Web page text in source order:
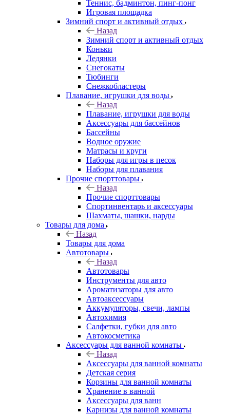
Теннис, бадминтон, пинг-понг
Игровая площадка
Зимний спорт и активный отдых
Назад
Зимний спорт и активный отдых
Коньки
Ледянки
Снегокаты
Тюбинги
Снежкобластеры
Плавание, игрушки для воды
Назад
Плавание, игрушки для воды
Аксессуары для бассейнов
Бассейны
Водное оружие
Матрасы и круги
Наборы для игры в песок
Наборы для плавания
Прочие спорттовары
Назад
Прочие спорттовары
Спортинвентарь и аксессуары
Шахматы, шашки, нарды
Товары для дома
Назад
Товары для дома
Автотовары
Назад
Автотовары
Инструменты для авто
Ароматизаторы для авто
Автоаксессуары
Аккумуляторы, свечи, лампы
Автохимия
Салфетки, губки для авто
Автокосметика
Аксессуары для ванной комнаты
Назад
Аксессуары для ванной комнаты
Детская серия
Корзины для ванной комнаты
Хранение в ванной
Аксессуары для ванн
Карнизы для ванной комнаты